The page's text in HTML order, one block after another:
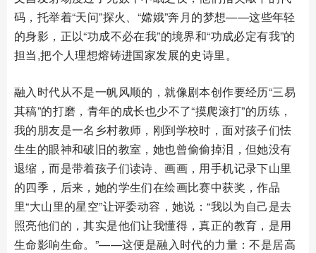
码，托举着“天问”探火、“嫦娥”奔月的梦想——这些年轻
的身影，正以“功成不必在我”的境界和“功成必定有我”的
担当,把个人理想熔铸进国家发展的史诗里。
融入时代从不是一帆风顺的，就像剧本创作要经历“三易
其稿”的打磨，青年的成长也少不了“摸爬滚打”的历练，
我的朋友是一名乡村教师，刚到学校时，面对孩子们怯
生生的眼神和破旧的教室，她也曾偷偷掉泪，但她没有
退缩，而是带着孩子们读诗、画画，用手机记录下山里
的四季，后来，她的学生们在绘画比赛中获奖，作品
里“大山里的星空”让评委动容，她说：“我以为自己是去
照亮他们的，其实是他们让我懂得，真正的教育，是用
生命影响生命。”——这便是融入时代的力量：不是居高